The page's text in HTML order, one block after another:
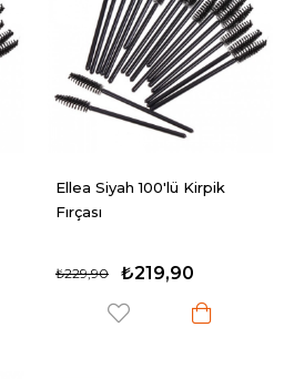
Ellea Siyah 100'lü Kirpik
Fırçası
₺219,90
₺229,90